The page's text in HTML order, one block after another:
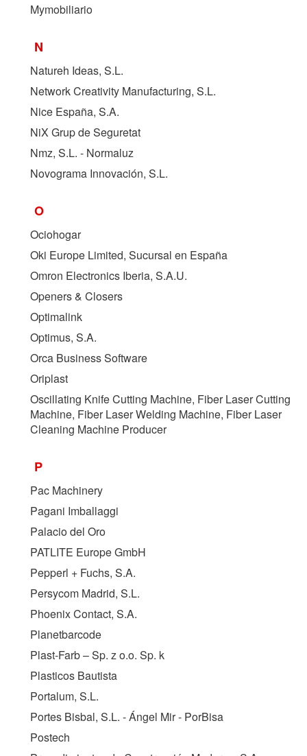
Mymobiliario
N
Natureh Ideas, S.L.
Network Creativity Manufacturing, S.L.
Nice España, S.A.
NiX Grup de Seguretat
Nmz, S.L. - Normaluz
Novograma Innovación, S.L.
O
Ociohogar
Oki Europe Limited, Sucursal en España
Omron Electronics Iberia, S.A.U.
Openers & Closers
Optimalink
Optimus, S.A.
Orca Business Software
Oriplast
Oscillating Knife Cutting Machine, Fiber Laser Cutting
Machine, Fiber Laser Welding Machine, Fiber Laser
Cleaning Machine Producer
P
Pac Machinery
Pagani Imballaggi
Palacio del Oro
PATLITE Europe GmbH
Pepperl + Fuchs, S.A.
Persycom Madrid, S.L.
Phoenix Contact, S.A.
Planetbarcode
Plast-Farb – Sp. z o.o. Sp. k
Plasticos Bautista
Portalum, S.L.
Portes Bisbal, S.L. - Ángel Mir - PorBisa
Postech